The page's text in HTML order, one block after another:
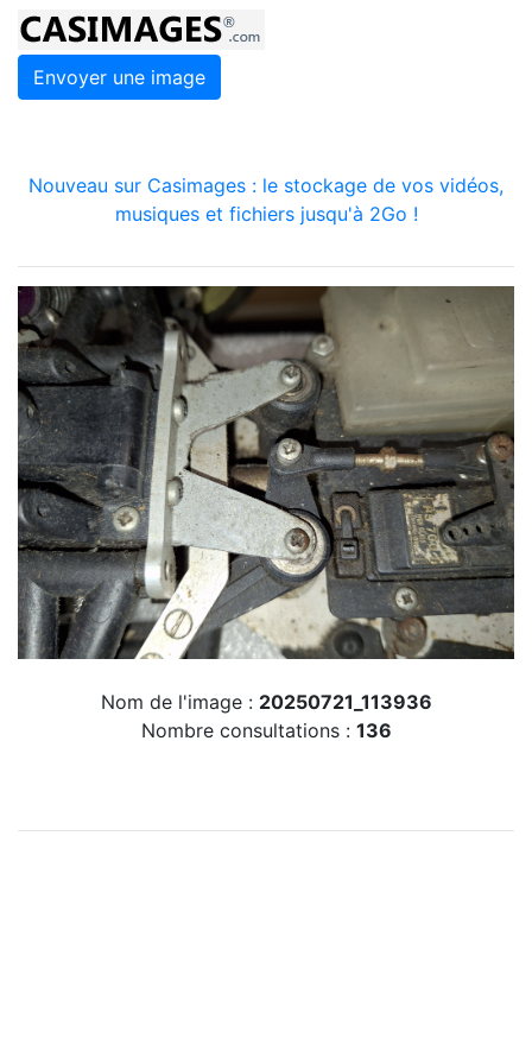
Envoyer une image
Nouveau sur Casimages : le stockage de vos vidéos,
musiques et fichiers jusqu'à 2Go !
Nom de l'image : 20250721_113936
Nombre consultations : 136